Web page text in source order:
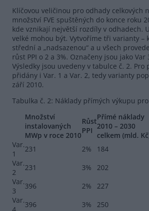
Klíčovou veličinou pro odhady celkových
množství FVE spuštěných do konce roku
kde vznikají největší rozdíly v odhadech.
velké mohou být. Vytvoříme tři varianty –
střední a „nadsazenou“ a u všech
růst PPI o 2 a 3%. Označeny jsou jako Var
Výsledky jsou uvedeny v tabulce č. 2. Pro
přidány i Var. 1 a Var. 2, tedy varianty
září 2010.
Tabulka č. 2: Náklady přímých výkupu
Množství
instalovaných
MWp v roce 2010
Růst
PPI
Přímé náklady
2010 – 2030
celkem (mld.
Var.
1
231 2% 184
Var.
2
231 3% 202
Var.
3
396 2% 227
Var.396 3% 250